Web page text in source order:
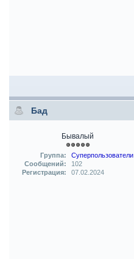
Бад
Бывалый
Группа:
Суперпользователи
Сообщений:
102
Регистрация:
07.02.2024